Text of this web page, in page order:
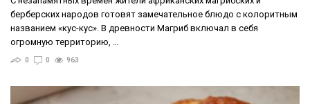
берберских народов готовят замечательное блюдо с колоритным
названием «кус-кус». В древности Магриб включал в себя
огромную территорию, …
0 0 963